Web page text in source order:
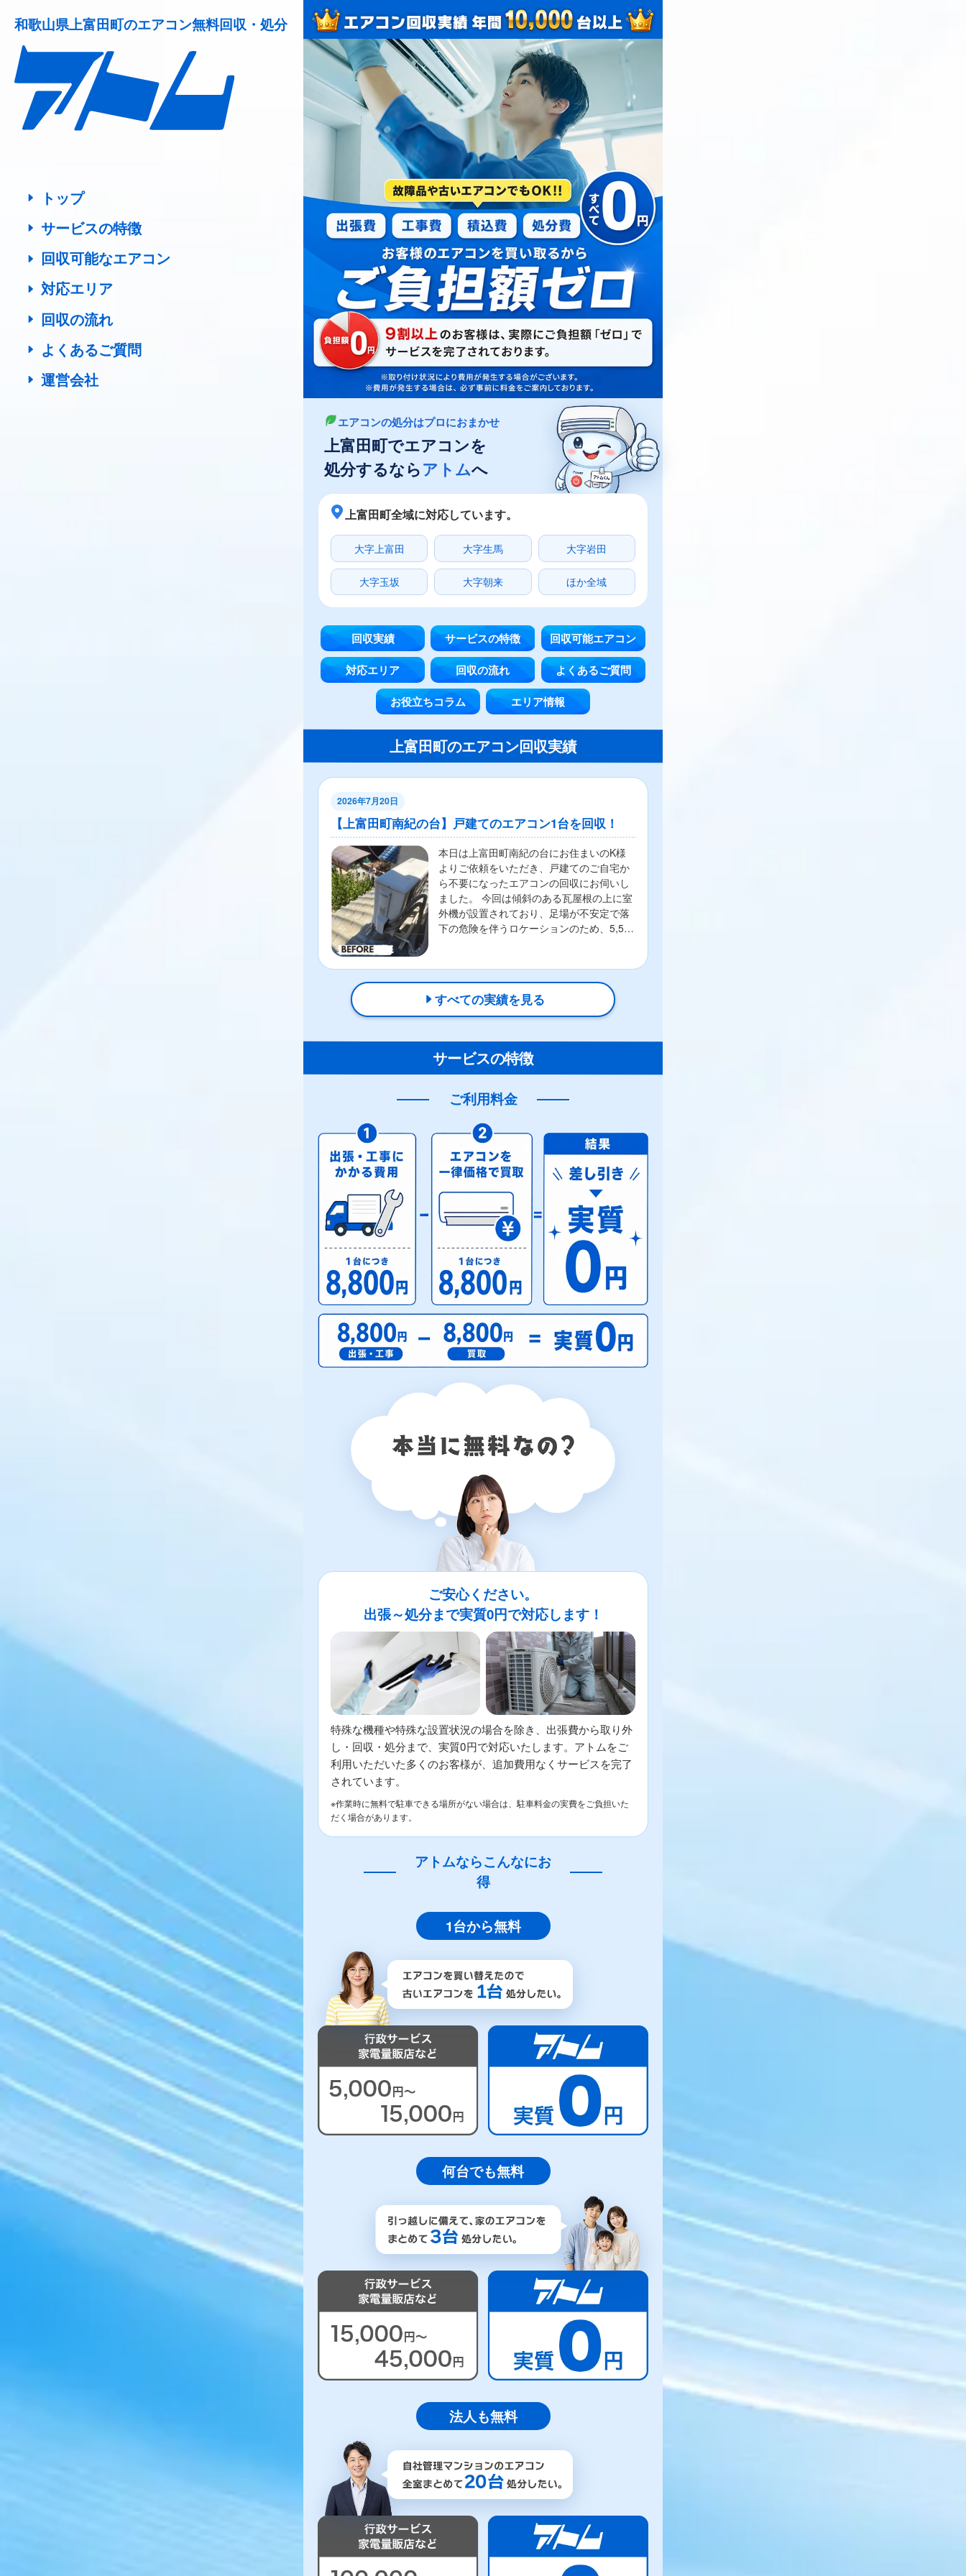
和歌山県上富田町のエアコン無料回収・処分
トップ
サービスの特徴
回収可能なエアコン
対応エリア
回収の流れ
よくあるご質問
運営会社
エアコンの処分はプロにおまかせ
上富田町でエアコンを
処分するならアトムへ
上富田町全域に対応しています。
大字上富田 大字生馬 大字岩田
大字玉坂 大字朝来 ほか全域
回収実績 サービスの特徴
回収可能エアコン
対応エリア
回収の流れ
よくあるご質問
お役立ちコラム
エリア情報
上富田町のエアコン回収実績
2026年7月20日
【上富田町南紀の台】戸建てのエアコン1台を回収！
本日は上富田町南紀の台にお住まいのK様
よりご依頼をいただき、戸建てのご自宅か
ら不要になったエアコンの回収にお伺いし
ました。 今回は傾斜のある瓦屋根の上に室
外機が設置されており、足場が不安定で落
下の危険を伴うロケーションのため、5,500
すべての実績を見る
サービスの特徴
ご利用料金
ご安心ください。
出張～処分まで実質0円で対応します！
特殊な機種や特殊な設置状況の場合を除き、出張費から取り外
し・回収・処分まで、実質0円で対応いたします。アトムをご
利用いただいた多くのお客様が、追加費用なくサービスを完了
されています。
※作業時に無料で駐車できる場所がない場合は、駐車料金の実費をご負担いた
だく場合があります。
アトムならこんなにお
得
1台から無料
何台でも無料
法人も無料